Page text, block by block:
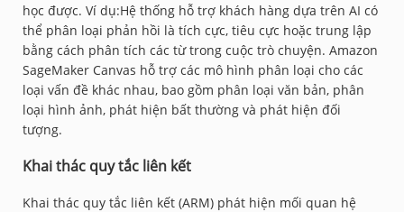
học được. Ví dụ:Hệ thống hỗ trợ khách hàng dựa trên AI có
thể phân loại phản hồi là tích cực, tiêu cực hoặc trung lập
bằng cách phân tích các từ trong cuộc trò chuyện. Amazon
SageMaker Canvas hỗ trợ các mô hình phân loại cho các
loại vấn đề khác nhau, bao gồm phân loại văn bản, phân
loại hình ảnh, phát hiện bất thường và phát hiện đối
tượng.
Khai thác quy tắc liên kết
Khai thác quy tắc liên kết (ARM) phát hiện mối quan hệ